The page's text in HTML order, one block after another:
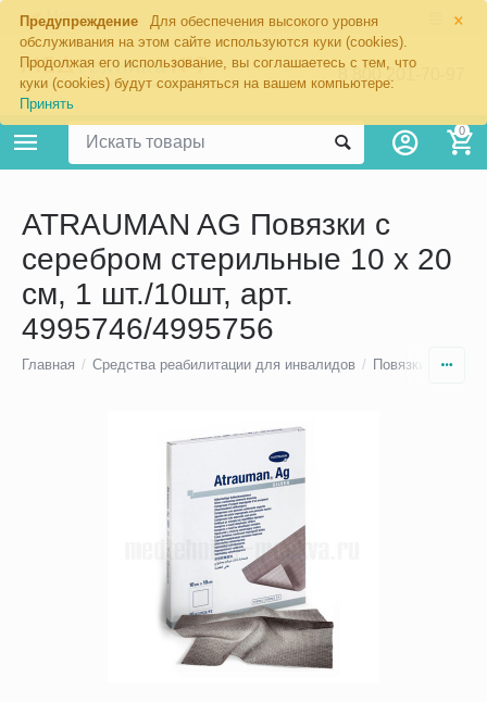
×
Предупреждение
Для обеспечения высокого уровня
обслуживания на этом сайте используются куки (cookies).
Продолжая его использование, вы соглашаетесь с тем, что
куки (cookies) будут сохраняться на вашем компьютере:
Принять
Москва
8 800 201-70-97
0
ATRAUMAN AG Повязки с
серебром стерильные 10 х 20
см, 1 шт./10шт, арт.
4995746/4995756
Главная / Средства реабилитации для инвалидов / Повязки для